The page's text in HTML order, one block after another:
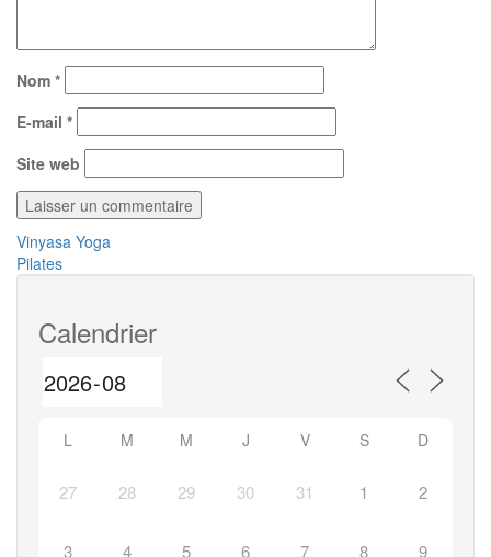
Nom *
E-mail *
Site web
Navigation
de
l’article
Vinyasa Yoga
Pilates
Calendrier
L M M J V S D
27 28 29 30 31 1 2
3 4 5 6 7 8 9